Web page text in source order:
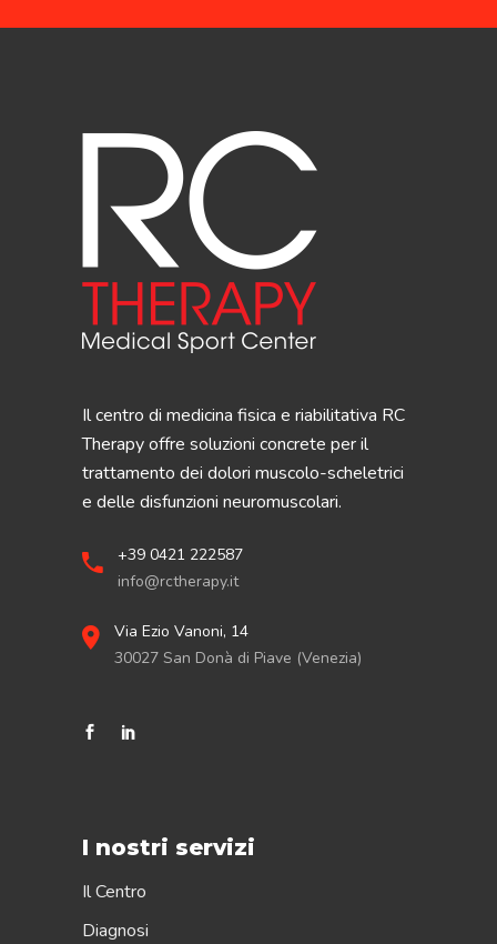
Il centro di medicina fisica e riabilitativa RC
Therapy offre soluzioni concrete per il
trattamento dei dolori muscolo-scheletrici
e delle disfunzioni neuromuscolari.
+39 0421 222587
info@rctherapy.it
Via Ezio Vanoni, 14
30027 San Donà di Piave (Venezia)
I nostri servizi
Il Centro
Diagnosi